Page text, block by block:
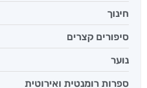
חינוך
סיפורים קצרים
נוער
ספרות רומנטית ואירוטית